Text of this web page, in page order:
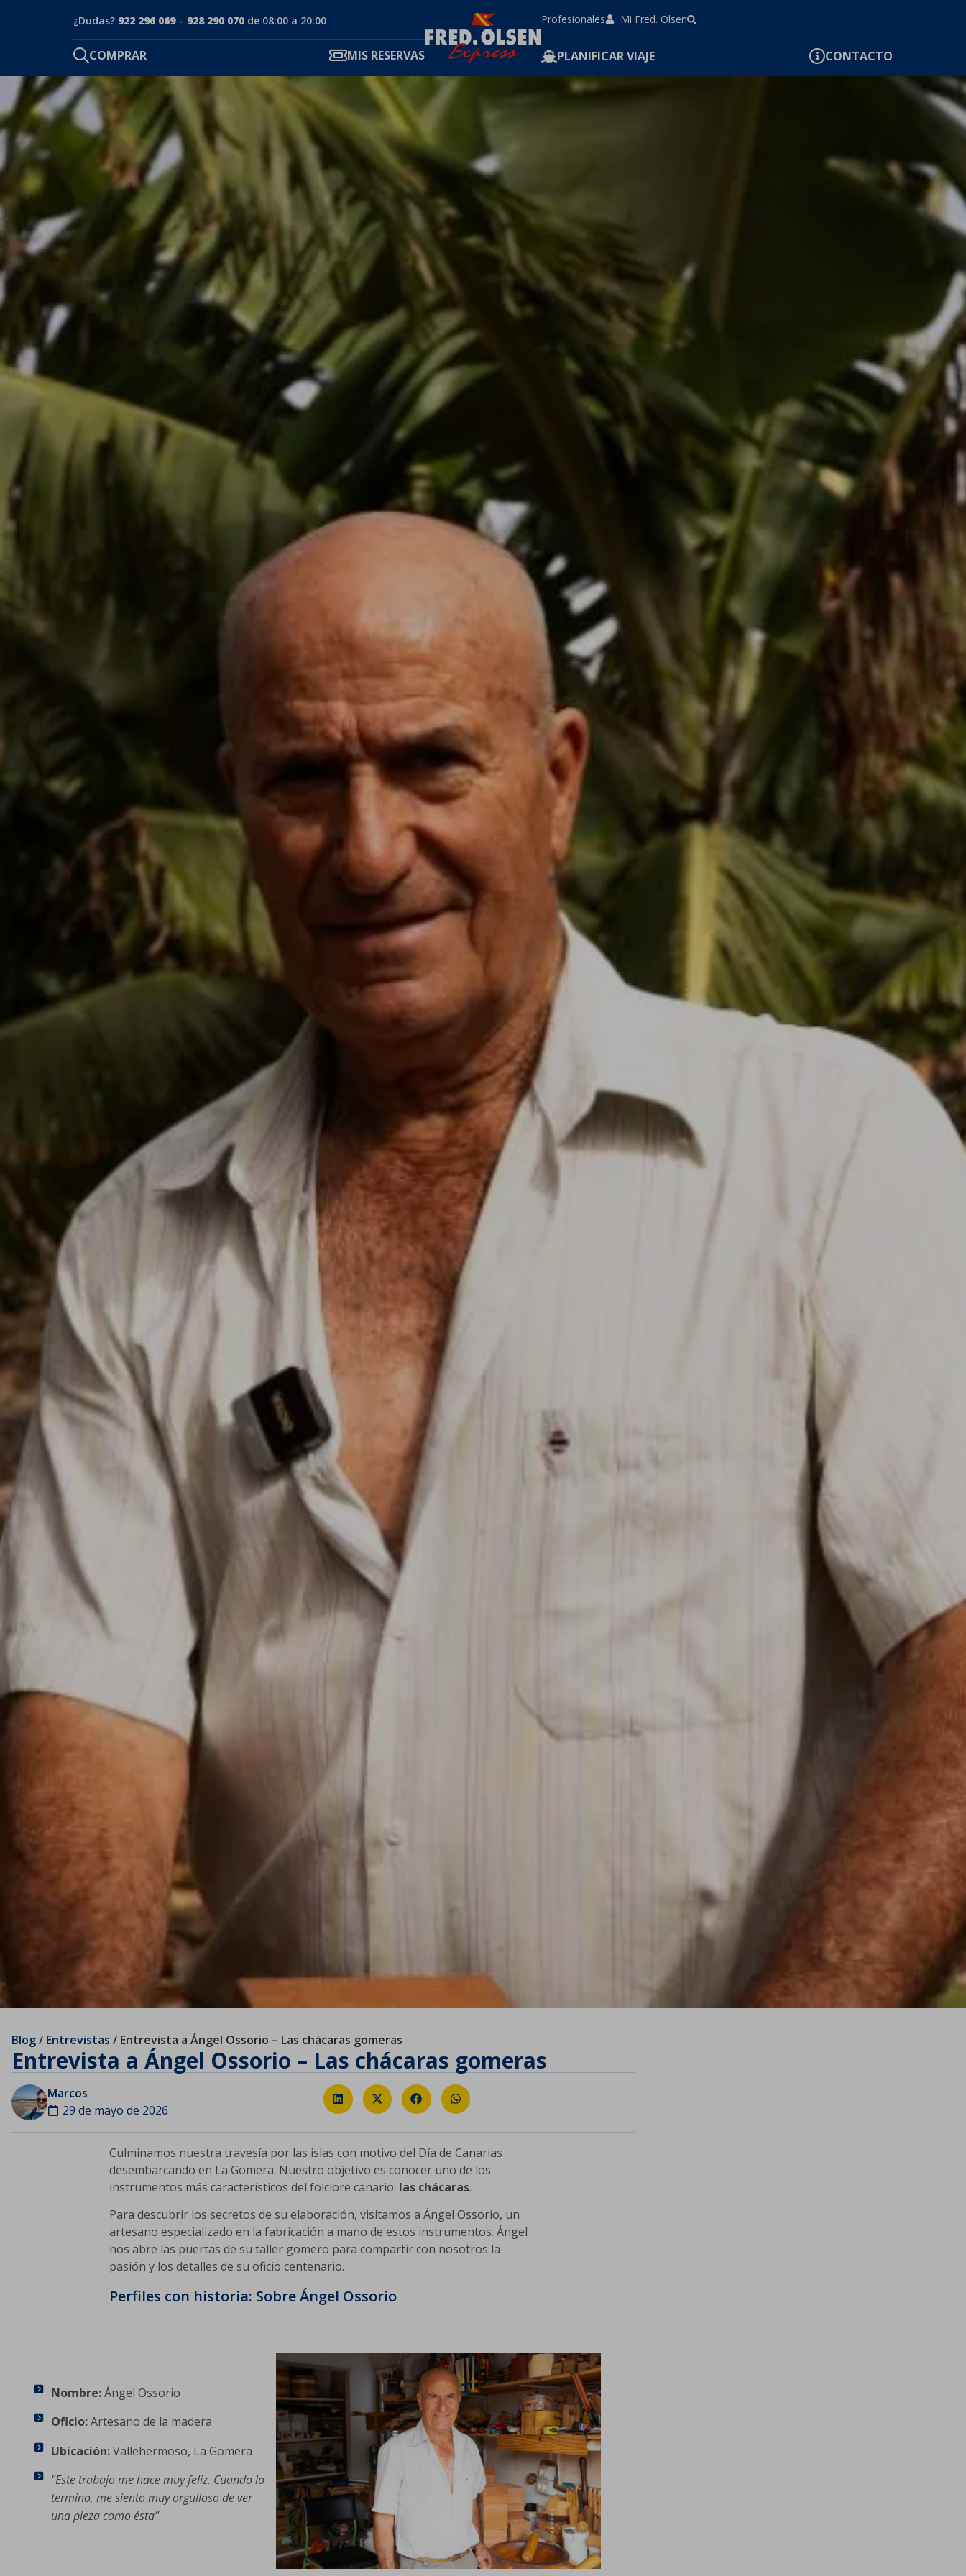
¿Dudas? 922 296 069 – 928 290 070 de 08:00 a 20:00
COMPRAR MIS RESERVAS
Profesionales Mi Fred. Olsen
PLANIFICAR VIAJE CONTACTO
Blog/ Entrevistas / Entrevista a Ángel Ossorio – Las chácaras gomeras
Entrevista a Ángel Ossorio – Las chácaras gomeras
Marcos
29 de mayo de 2026
Culminamos nuestra travesía por las islas con motivo del Día de Canarias
desembarcando en La Gomera. Nuestro objetivo es conocer uno de los
instrumentos más característicos del folclore canario: las chácaras.
Para descubrir los secretos de su elaboración, visitamos a Ángel Ossorio, un
artesano especializado en la fabricación a mano de estos instrumentos. Ángel
nos abre las puertas de su taller gomero para compartir con nosotros la
pasión y los detalles de su oficio centenario.
Perfiles con historia: Sobre Ángel Ossorio
Nombre:Ángel Ossorio
Oficio:Artesano de la madera
Ubicación:Vallehermoso, La Gomera
"Este trabajo me hace muy feliz. Cuando lo
termino, me siento muy orgulloso de ver
una pieza como ésta"
CONFIGURACIÓN DE COOKIES RECHAZAR TODO
Cookies necesarias
Estas cookies son necesarias para que el sitio web funcione y no se pueden desactivar en nuestros sistemas. Puede configurar su
navegador para bloquear o alertar sobre estas cookies, pero alguna áreas del sitio no funcionarán. Estas cookies no almacenan ninguna
información de identificación personal.
Cookies de rendimiento
Estas cookies nos permiten contar las visitas y fuentes de tráfico para poder evaluar el rendimiento de nuestro sitio y mejorarlo. Nos
ayudan a saber qué páginas son las más o menos visitadas, y cómo los visitantes navegan por el sitio. Toda la información que recogen
estas cookies es agregada y, por lo tanto, es anónima.
GUARDAR CONFIGURACIÓN